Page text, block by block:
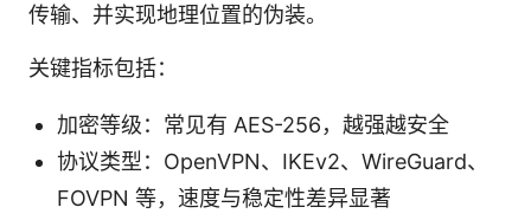
传输、并实现地理位置的伪装。
关键指标包括：
加密等级：常见有 AES-256，越强越安全
协议类型：OpenVPN、IKEv2、WireGuard、
FOVPN 等，速度与稳定性差异显著